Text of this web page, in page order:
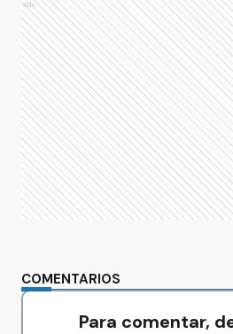
Ads
COMENTARIOS
Para comentar,